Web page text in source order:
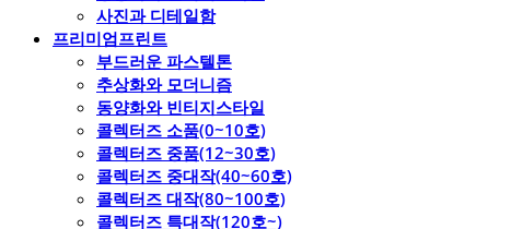
사진과 디테일함
프리미엄프린트
부드러운 파스텔톤
추상화와 모더니즘
동양화와 빈티지스타일
콜렉터즈 소품(0~10호)
콜렉터즈 중품(12~30호)
콜렉터즈 중대작(40~60호)
콜렉터즈 대작(80~100호)
콜렉터즈 특대작(120호~)